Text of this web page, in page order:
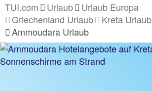
TUI.com Urlaub
Urlaub Europa
Griechenland Urlaub
Kreta Urlaub
Ammoudara Urlaub